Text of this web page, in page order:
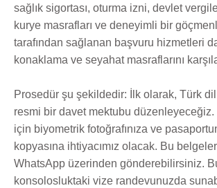
sağlık sigortası, oturma izni, devlet
kurye masrafları ve deneyimli bir
tarafından sağlanan başvuru hizmetleri
konaklama ve seyahat masraflarını
Prosedür şu şekildedir: İlk olarak, Türk
resmi bir davet mektubu
için biyometrik fotoğrafınıza ve
kopyasına ihtiyacımız olacak. Bu
WhatsApp üzerinden gönderebilirsiniz.
konsolosluktaki vize randevunuzda